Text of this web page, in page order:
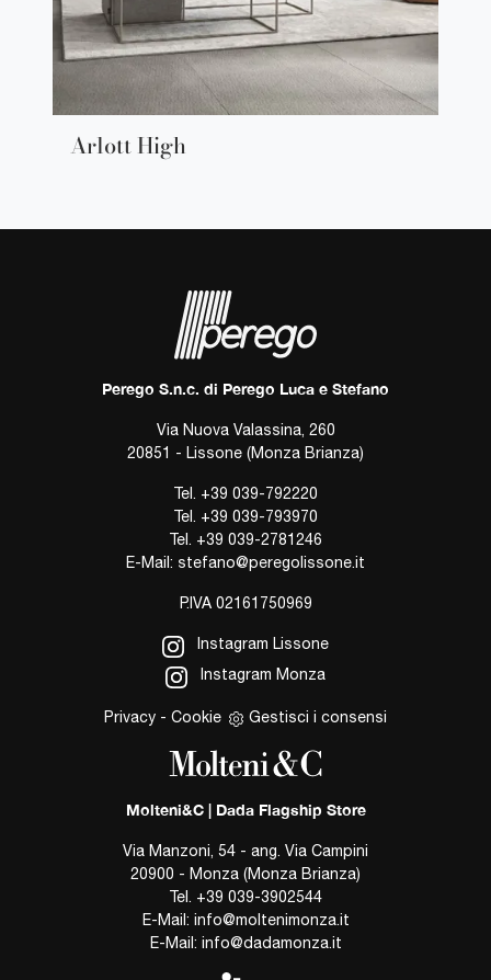
Arlott High
Perego S.n.c. di Perego Luca e Stefano
Via Nuova Valassina, 260
20851 - Lissone (Monza Brianza)
Tel. +39 039-792220
Tel. +39 039-793970
Tel. +39 039-2781246
E-Mail: stefano@peregolissone.it
P.IVA 02161750969
Instagram Lissone
Instagram Monza
Privacy - Cookie Gestisci i consensi
Molteni&C | Dada Flagship Store
Via Manzoni, 54 - ang. Via Campini
20900 - Monza (Monza Brianza)
Tel. +39 039-3902544
E-Mail: info@moltenimonza.it
E-Mail: info@dadamonza.it